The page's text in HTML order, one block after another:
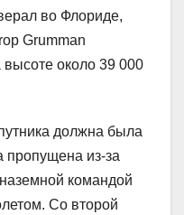
во Флориде,
Grumman
высоте около 39 000
должна была
пропущена из-за
командой
Со второй